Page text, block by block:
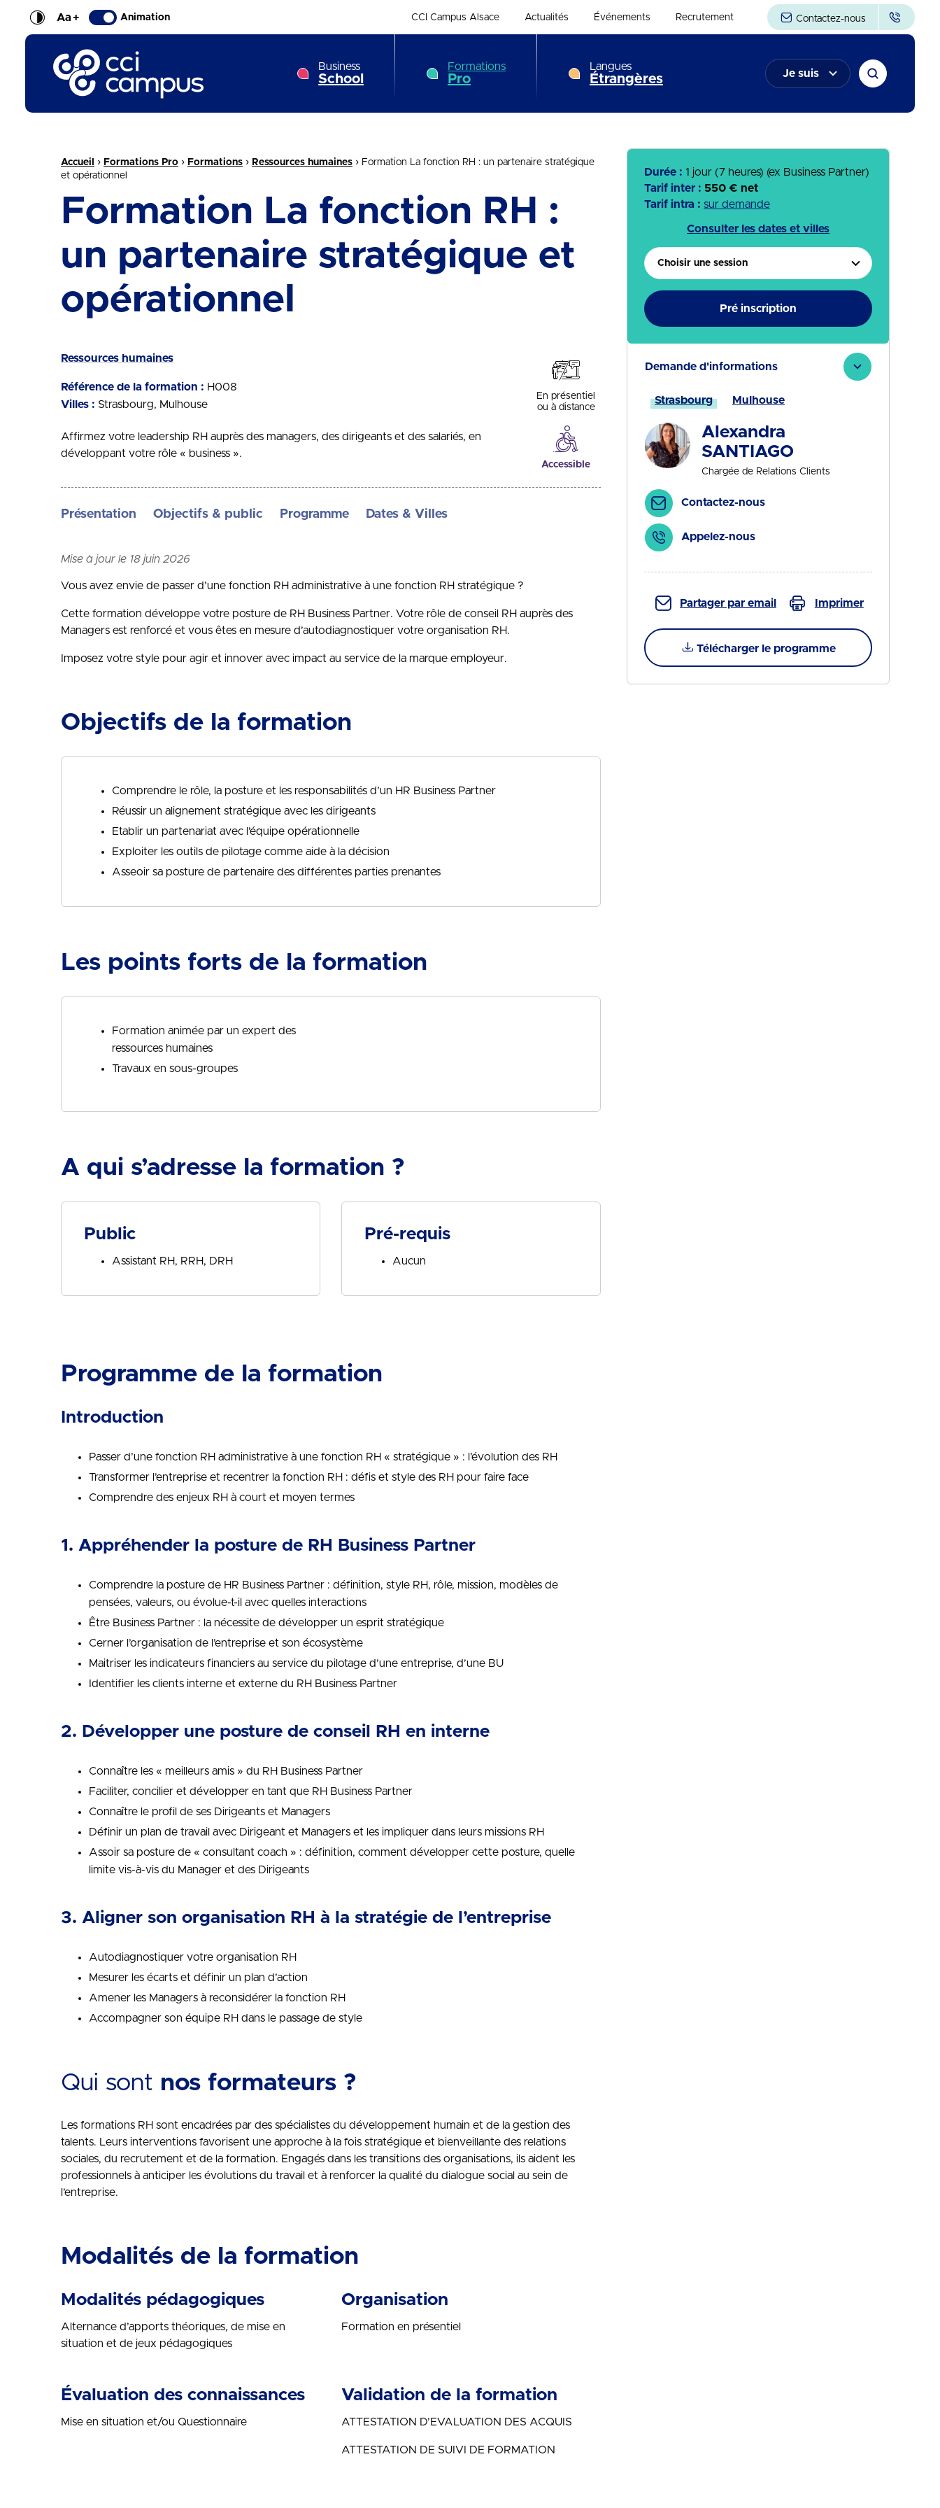
Aa+ Animation CCI Campus Alsace Actualités Événements Recrutement Contactez-nous
CCI Campus La formation qui vous ressemble
Business
School
Formations
Pro
Langues
Étrangères Je suis
Fil d'Ariane :
Accueil › Formations Pro › Formations › Ressources humaines › Formation La fonction RH : un partenaire stratégique
et opérationnel
Formation La fonction RH :
un partenaire stratégique et
opérationnel
Ressources humaines
Référence de la formation : H008
Villes : Strasbourg Mulhouse
Affirmez votre leadership RH auprès des managers, des dirigeants et des salariés, en
développant votre rôle « business ».
En présentiel
ou à distance
Accessible
Présentation Objectifs & public Programme Dates & Villes
Durée : 1 jour (7 heures) (ex Business Partner)
Tarif inter : 550 € net
Tarif intra : sur demande
Consulter les dates et villes
Choisir une session
Pré inscription
Demande d'informations
Strasbourg Mulhouse
Alexandra
SANTIAGO
Chargée de Relations Clients
Contactez-nous
Appelez-nous
Partager par email Imprimer
Télécharger le programme
Mise à jour le 18 juin 2026
Vous avez envie de passer d’une fonction RH administrative à une fonction RH stratégique ?
Cette formation développe votre posture de RH Business Partner. Votre rôle de conseil RH auprès des
Managers est renforcé et vous êtes en mesure d’autodiagnostiquer votre organisation RH.
Imposez votre style pour agir et innover avec impact au service de la marque employeur.
Objectifs de la formation
Comprendre le rôle, la posture et les responsabilités d’un HR Business Partner
Réussir un alignement stratégique avec les dirigeants
Etablir un partenariat avec l’équipe opérationnelle
Exploiter les outils de pilotage comme aide à la décision
Asseoir sa posture de partenaire des différentes parties prenantes
Les points forts de la formation
Formation animée par un expert des
ressources humaines
Travaux en sous-groupes
A qui s’adresse la formation ?
Public
Assistant RH, RRH, DRH
Pré-requis
Aucun
Programme de la formation
Introduction
Passer d’une fonction RH administrative à une fonction RH « stratégique » : l’évolution des RH
Transformer l’entreprise et recentrer la fonction RH : défis et style des RH pour faire face
Comprendre des enjeux RH à court et moyen termes
1. Appréhender la posture de RH Business Partner
Comprendre la posture de HR Business Partner : définition, style RH, rôle, mission, modèles de
pensées, valeurs, ou évolue-t-il avec quelles interactions
Être Business Partner : la nécessite de développer un esprit stratégique
Cerner l’organisation de l’entreprise et son écosystème
Maitriser les indicateurs financiers au service du pilotage d’une entreprise, d’une BU
Identifier les clients interne et externe du RH Business Partner
2. Développer une posture de conseil RH en interne
Connaître les « meilleurs amis » du RH Business Partner
Faciliter, concilier et développer en tant que RH Business Partner
Connaître le profil de ses Dirigeants et Managers
Définir un plan de travail avec Dirigeant et Managers et les impliquer dans leurs missions RH
Assoir sa posture de « consultant coach » : définition, comment développer cette posture, quelle
limite vis-à-vis du Manager et des Dirigeants
3. Aligner son organisation RH à la stratégie de l’entreprise
Autodiagnostiquer votre organisation RH
Mesurer les écarts et définir un plan d’action
Amener les Managers à reconsidérer la fonction RH
Accompagner son équipe RH dans le passage de style
Qui sont nos formateurs ?
Les formations RH sont encadrées par des spécialistes du développement humain et de la gestion des
talents. Leurs interventions favorisent une approche à la fois stratégique et bienveillante des relations
sociales, du recrutement et de la formation. Engagés dans les transitions des organisations, ils aident les
professionnels à anticiper les évolutions du travail et à renforcer la qualité du dialogue social au sein de
l’entreprise.
Modalités de la formation
Modalités pédagogiques
Alternance d’apports théoriques, de mise en
situation et de jeux pédagogiques
Organisation
Formation en présentiel
Évaluation des connaissances
Mise en situation et/ou Questionnaire
Validation de la formation
ATTESTATION D’EVALUATION DES ACQUIS
ATTESTATION DE SUIVI DE FORMATION